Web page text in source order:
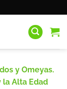
y Omeyas.
Alta Edad